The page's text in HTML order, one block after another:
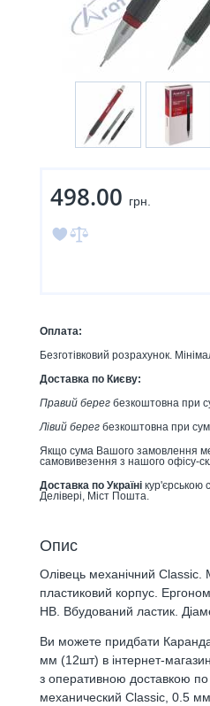
498.00 грн.
Оплата:
Безготівковий розрахунок.
Доставка по Києву:
Правий берег безкоштовна при
Лівий берег безкоштовна при
Якщо сума Вашого замовлення
самовивезення з нашого офісу-
Доставка по Україні
Делівері, Міст Пошта.
Опис
Олівець механічний Classic.
пластиковий корпус.
НВ. Вбудований ластик.
Ви можете придбати
мм (12шт) в інтернет-
з оперативною доставкою
механический Classic, 0.5